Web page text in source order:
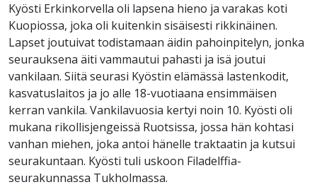
Kyösti Erkinkorvella oli lapsena hieno ja varakas koti
Kuopiossa, joka oli kuitenkin sisäisesti rikkinäinen.
Lapset joutuivat todistamaan äidin pahoinpitelyn, jonka
seurauksena äiti vammautui pahasti ja isä joutui
vankilaan. Siitä seurasi Kyöstin elämässä lastenkodit,
kasvatuslaitos ja jo alle 18-vuotiaana ensimmäisen
kerran vankila. Vankilavuosia kertyi noin 10. Kyösti oli
mukana rikollisjengeissä Ruotsissa, jossa hän kohtasi
vanhan miehen, joka antoi hänelle traktaatin ja kutsui
seurakuntaan. Kyösti tuli uskoon Filadelffia-
seurakunnassa Tukholmassa.